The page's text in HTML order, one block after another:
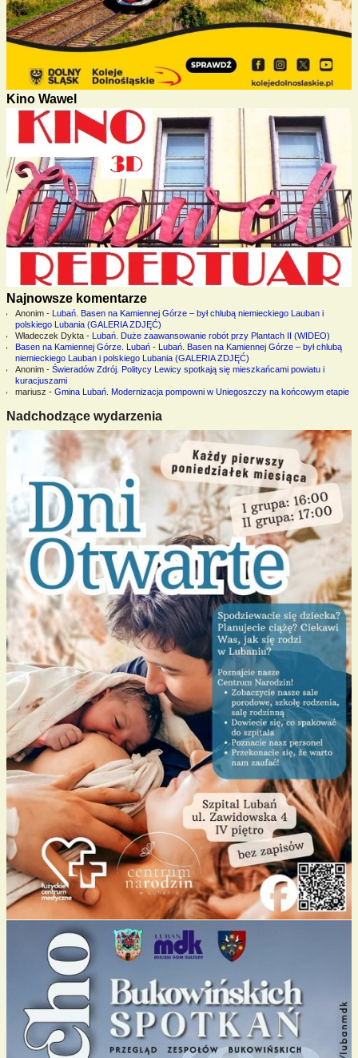
Kino Wawel
Najnowsze komentarze
Anonim- Lubań. Basen na Kamiennej Górze – był chlubą niemieckiego Lauban i
polskiego Lubania (GALERIA ZDJĘĆ)
Władeczek Dykta- Lubań. Duże zaawansowanie robót przy Plantach II (WIDEO)
Basen na Kamiennej Górze. Lubań- Lubań. Basen na Kamiennej Górze – był chlubą
niemieckiego Lauban i polskiego Lubania (GALERIA ZDJĘĆ)
Anonim- Świeradów Zdrój. Politycy Lewicy spotkają się mieszkańcami powiatu i
kuracjuszami
mariusz - Gmina Lubań. Modernizacja pompowni w Uniegoszczy na końcowym etapie
Nadchodzące wydarzenia